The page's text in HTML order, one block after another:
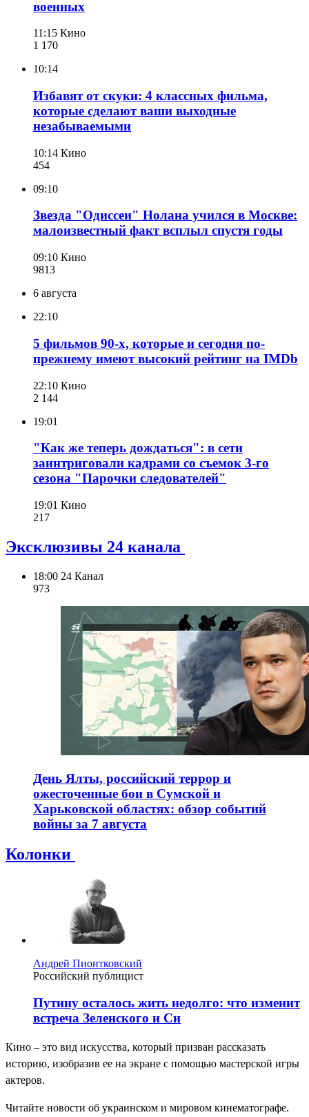
военных
11:15 Кино
1 170
10:14
Избавят от скуки: 4 классных фильма,
которые сделают ваши выходные
незабываемыми
10:14 Кино
454
09:10
Звезда "Одиссеи" Нолана учился в Москве:
малоизвестный факт всплыл спустя годы
09:10 Кино
9813
6 августа
22:10
5 фильмов 90-х, которые и сегодня по-
прежнему имеют высокий рейтинг на IMDb
22:10 Кино
2 144
19:01
"Как же теперь дождаться": в сети
заинтриговали кадрами со съемок 3-го
сезона "Парочки следователей"
19:01 Кино
217
Эксклюзивы 24 канала
18:00 24 Канал
973
День Ялты, российский террор и
ожесточенные бои в Сумской и
Харьковской областях: обзор событий
войны за 7 августа
Колонки
Андрей Пионтковский
Российский публицист
Путину осталось жить недолго: что изменит
встреча Зеленского и Си
Кино – это вид искусства, который призван рассказать
историю, изобразив ее на экране с помощью мастерской игры
актеров.
Читайте новости об украинском и мировом кинематографе.